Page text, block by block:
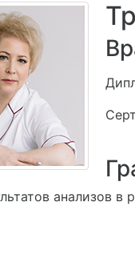
анализов в